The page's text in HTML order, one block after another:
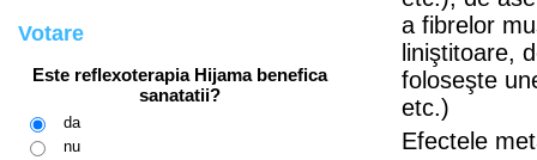
Votare
a fibrelor
liniştitoare,
foloseşte
etc.)
Efectele